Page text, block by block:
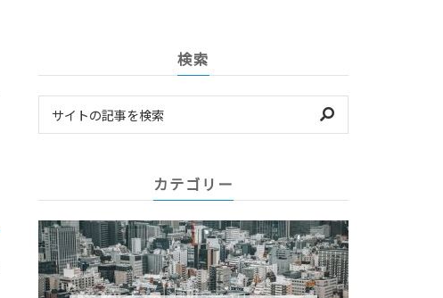
検索
カテゴリー